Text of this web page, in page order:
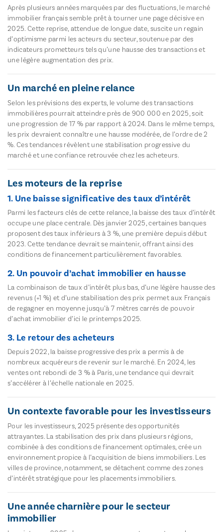
Après plusieurs années marquées par des fluctuations, le marché
immobilier français semble prêt à tourner une page décisive en
2025. Cette reprise, attendue de longue date, suscite un regain
d’optimisme parmi les acteurs du secteur, soutenue par des
indicateurs prometteurs tels qu’une hausse des transactions et
une légère augmentation des prix.
Un marché en pleine relance
Selon les prévisions des experts, le volume des transactions
immobilières pourrait atteindre près de 900 000 en 2025, soit
une progression de 17 % par rapport à 2024. Dans le même temps,
les prix devraient connaître une hausse modérée, de l’ordre de 2
%. Ces tendances révèlent une stabilisation progressive du
marché et une confiance retrouvée chez les acheteurs.
Les moteurs de la reprise
1. Une baisse significative des taux d’intérêt
Parmi les facteurs clés de cette relance, la baisse des taux d’intérêt
occupe une place centrale. Dès janvier 2025, certaines banques
proposent des taux inférieurs à 3 %, une première depuis début
2023. Cette tendance devrait se maintenir, offrant ainsi des
conditions de financement particulièrement favorables.
2. Un pouvoir d’achat immobilier en hausse
La combinaison de taux d’intérêt plus bas, d’une légère hausse des
revenus (+1 %) et d’une stabilisation des prix permet aux Français
de regagner en moyenne jusqu’à 7 mètres carrés de pouvoir
d’achat immobilier d’ici le printemps 2025.
3. Le retour des acheteurs
Depuis 2022, la baisse progressive des prix a permis à de
nombreux acquéreurs de revenir sur le marché. En 2024, les
ventes ont rebondi de 3 % à Paris, une tendance qui devrait
s’accélérer à l’échelle nationale en 2025.
Un contexte favorable pour les investisseurs
Pour les investisseurs, 2025 présente des opportunités
attrayantes. La stabilisation des prix dans plusieurs régions,
combinée à des conditions de financement optimales, crée un
environnement propice à l’acquisition de biens immobiliers. Les
villes de province, notamment, se détachent comme des zones
d’intérêt stratégique pour les placements immobiliers.
Une année charnière pour le secteur
immobilier